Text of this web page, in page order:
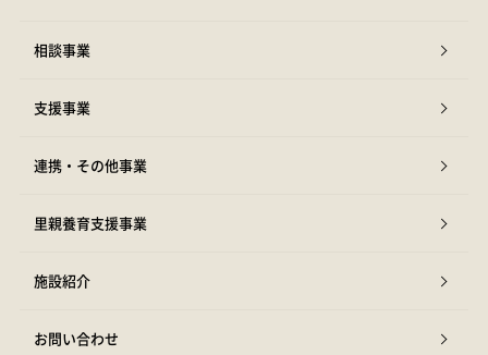
相談事業
支援事業
連携・その他事業
里親養育支援事業
施設紹介
お問い合わせ